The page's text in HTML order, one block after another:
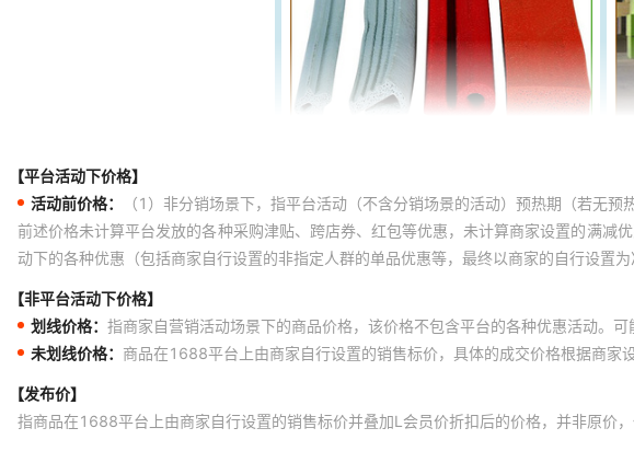
【平台活动下价格】
活动前价格：
（1）非分销场景下，指平台活动（不含分销场景的活动）预热期（若无
前述价格未计算平台发放的各种采购津贴、跨店券、红包等优惠，未计算商家设置的满
动下的各种优惠（包括商家自行设置的非指定人群的单品优惠等，最终以商家的自行设置
【非平台活动下价格】
划线价格： 指商家自营销活动场景下的商品价格，该价格不包含平台的各种优惠活动。
未划线价格： 商品在1688平台上由商家自行设置的销售标价，具体的成交价格根据商家
【发布价】
指商品在1688平台上由商家自行设置的销售标价并叠加L会员价折扣后的价格，并非原价，